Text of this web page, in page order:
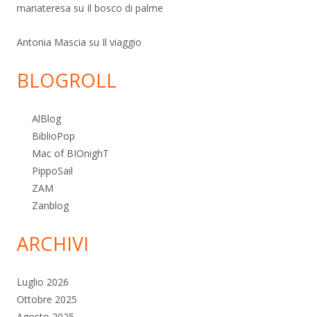
mariateresa su Il bosco di palme
Antonia Mascia su Il viaggio
BLOGROLL
AlBlog
BiblioPop
Mac of BIOnighT
PippoSail
ZAM
Zanblog
ARCHIVI
Luglio 2026
Ottobre 2025